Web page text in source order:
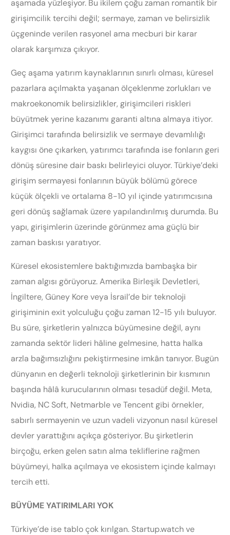
aşamada yüzleşiyor. Bu ikilem çoğu zaman romantik bir
girişimcilik tercihi değil; sermaye, zaman ve belirsizlik
üçgeninde verilen rasyonel ama mecburi bir karar
olarak karşımıza çıkıyor.
Geç aşama yatırım kaynaklarının sınırlı olması, küresel
pazarlara açılmakta yaşanan ölçeklenme zorlukları ve
makroekonomik belirsizlikler, girişimcileri riskleri
büyütmek yerine kazanımı garanti altına almaya itiyor.
Girişimci tarafında belirsizlik ve sermaye devamlılığı
kaygısı öne çıkarken, yatırımcı tarafında ise fonların geri
dönüş süresine dair baskı belirleyici oluyor. Türkiye’deki
girişim sermayesi fonlarının büyük bölümü görece
küçük ölçekli ve ortalama 8-10 yıl içinde yatırımcısına
geri dönüş sağlamak üzere yapılandırılmış durumda. Bu
yapı, girişimlerin üzerinde görünmez ama güçlü bir
zaman baskısı yaratıyor.
Küresel ekosistemlere baktığımızda bambaşka bir
zaman algısı görüyoruz. Amerika Birleşik Devletleri,
İngiltere, Güney Kore veya İsrail’de bir teknoloji
girişiminin exit yolculuğu çoğu zaman 12-15 yılı buluyor.
Bu süre, şirketlerin yalnızca büyümesine değil, aynı
zamanda sektör lideri hâline gelmesine, hatta halka
arzla bağımsızlığını pekiştirmesine imkân tanıyor. Bugün
dünyanın en değerli teknoloji şirketlerinin bir kısmının
başında hâlâ kurucularının olması tesadüf değil. Meta,
Nvidia, NC Soft, Netmarble ve Tencent gibi örnekler,
sabırlı sermayenin ve uzun vadeli vizyonun nasıl küresel
devler yarattığını açıkça gösteriyor. Bu şirketlerin
birçoğu, erken gelen satın alma tekliflerine rağmen
büyümeyi, halka açılmaya ve ekosistem içinde kalmayı
tercih etti.
BÜYÜME YATIRIMLARI YOK
Türkiye’de ise tablo çok kırılgan. Startup.watch ve